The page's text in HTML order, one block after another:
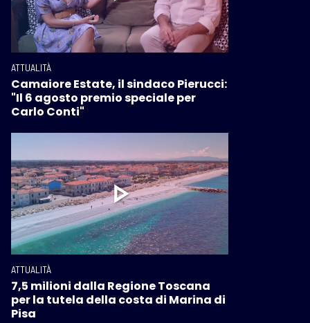
ATTUALITÀ
Camaiore Estate, il sindaco Pierucci:
"Il 6 agosto premio speciale per
Carlo Conti"
ATTUALITÀ
7,5 milioni dalla Regione Toscana
per la tutela della costa di Marina di
Pisa